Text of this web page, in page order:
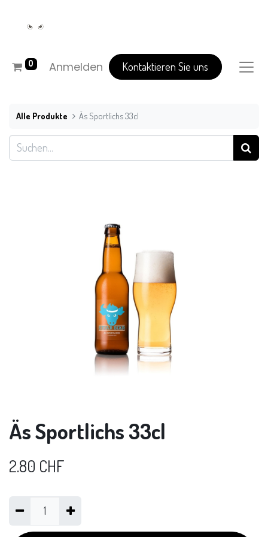
0 Anmelden Kontaktieren Sie uns
Alle Produkte Äs Sportlichs 33cl
Äs Sportlichs 33cl
2.80 CHF